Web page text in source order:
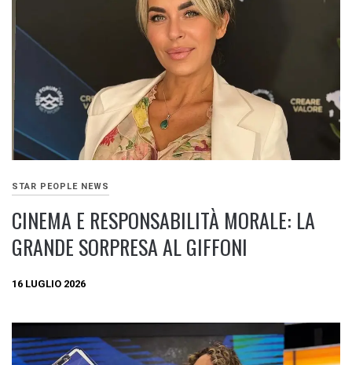
STAR PEOPLE NEWS
CINEMA E RESPONSABILITÀ MORALE: LA
GRANDE SORPRESA AL GIFFONI
16 LUGLIO 2026